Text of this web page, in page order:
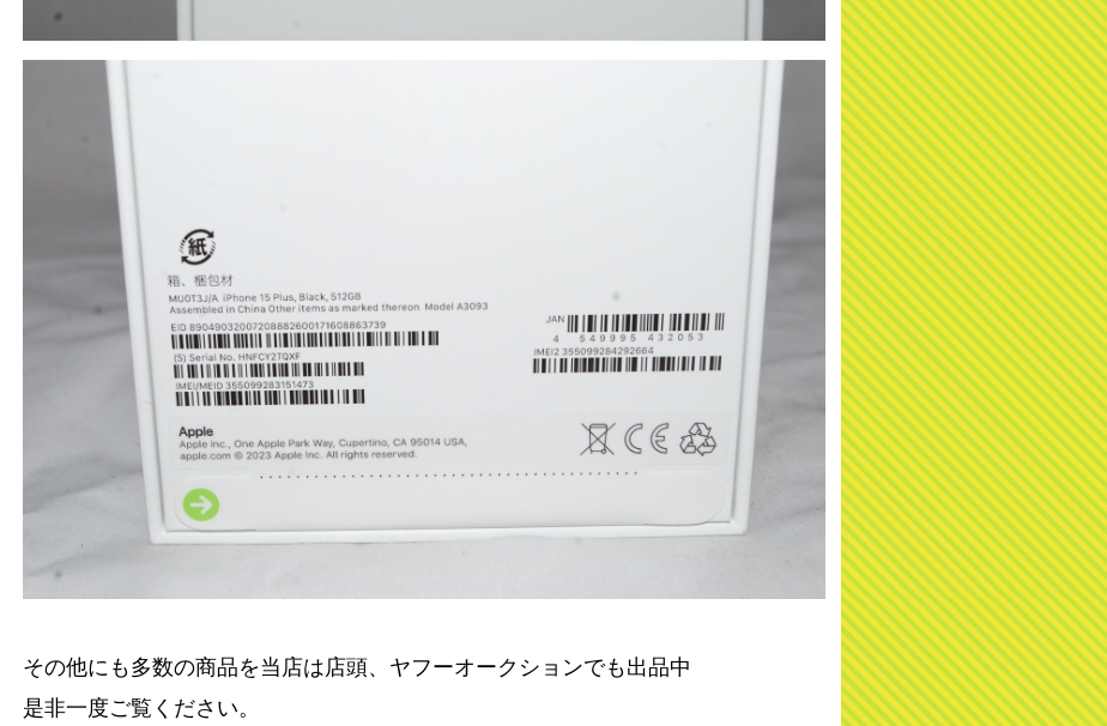
その他にも多数の商品を当店は店頭、ヤフーオークションでも出品中
是非一度ご覧ください。